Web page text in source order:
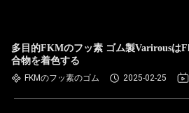
多目的FKMのフッ素 ゴム製Varirousは
合物を着色する
FKMのフッ素のゴム 2025-02-25